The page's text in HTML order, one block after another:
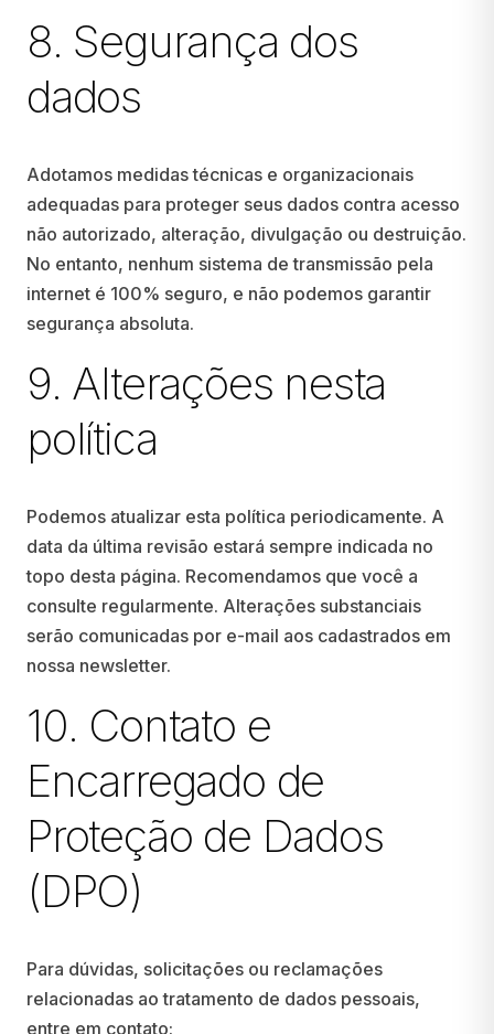
8. Segurança dos
dados
Adotamos medidas técnicas e organizacionais
adequadas para proteger seus dados contra acesso
não autorizado, alteração, divulgação ou destruição.
No entanto, nenhum sistema de transmissão pela
internet é 100% seguro, e não podemos garantir
segurança absoluta.
9. Alterações nesta
política
Podemos atualizar esta política periodicamente. A
data da última revisão estará sempre indicada no
topo desta página. Recomendamos que você a
consulte regularmente. Alterações substanciais
serão comunicadas por e-mail aos cadastrados em
nossa newsletter.
10. Contato e
Encarregado de
Proteção de Dados
(DPO)
Para dúvidas, solicitações ou reclamações
relacionadas ao tratamento de dados pessoais,
entre em contato: